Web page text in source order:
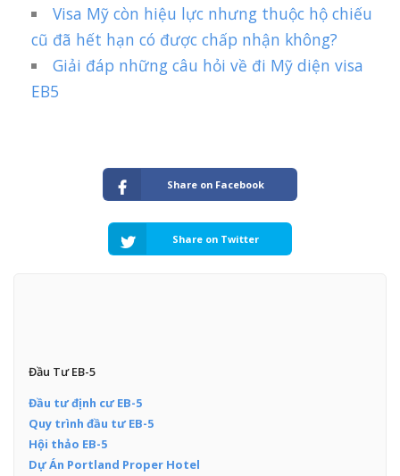
Visa Mỹ còn hiệu lực nhưng thuộc hộ chiếu
cũ đã hết hạn có được chấp nhận không?
Giải đáp những câu hỏi về đi Mỹ diện visa
EB5
Share on Facebook
Share on Twitter
Đầu Tư EB-5
Đầu tư định cư EB-5
Quy trình đầu tư EB-5
Hội thảo EB-5
Dự Án Portland Proper Hotel